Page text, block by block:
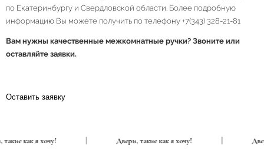
по Екатеринбургу и Свердловской области. Более подробную
информацию Вы можете получить по телефону +7(343) 328-21-81
Вам нужны качественные межкомнатные ручки? Звоните или
оставляйте заявки.
Оставить заявку
такие как я хочу! Двери, такие как я хочу!